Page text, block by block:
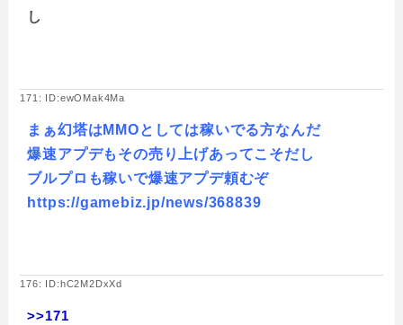
し
171: ID:ewOMak4Ma
まぁ幻塔はMMOとしては稼いでる方なんだ
爆速アプデもその売り上げあってこそだし
ブルプロも稼いで爆速アプデ頼むぞ
https://gamebiz.jp/news/368839
176: ID:hC2M2DxXd
>>171